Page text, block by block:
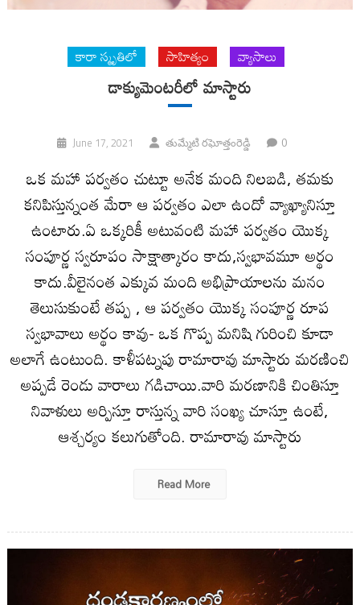
కారా స్మృతిలో సాహిత్యం వ్యాసాలు
డాక్యుమెంట‌రీలో మాస్టారు
June 17, 2021 తుమ్మేటి ర‌ఘోత్తంరెడ్డి 0
ఒక మహా పర్వతం చుట్టూ అనేక మంది నిలబడి, తమకు
కనిపిస్తున్నంత మేరా ఆ పర్వతం ఎలా ఉందో వ్యాఖ్యానిస్తూ
ఉంటారు.ఏ ఒక్కరికీ అటువంటి మహా పర్వతం యొక్క
సంపూర్ణ స్వరూపం సాక్షాత్కారం కాదు,స్వభావమూ అర్థం
కాదు.వీలైనంత ఎక్కువ మంది అభిప్రాయాలను మనం
తెలుసుకుంటే తప్ప , ఆ పర్వతం యొక్క సంపూర్ణ రూప
స్వభావాలు అర్థం కావు- ఒక గొప్ప మనిషి గురించి కూడా
అలాగే ఉంటుంది. కాళీపట్నపు రామారావు మాస్టారు మరణించి
అప్పడే రెండు వారాలు గడిచాయి.వారి మరణానికి చింతిస్తూ
నివాళులు అర్పిస్తూ రాస్తున్న వారి సంఖ్య చూస్తూ ఉంటే,
ఆశ్చర్యం కలుగుతోంది. రామారావు మాస్టారు
Read More